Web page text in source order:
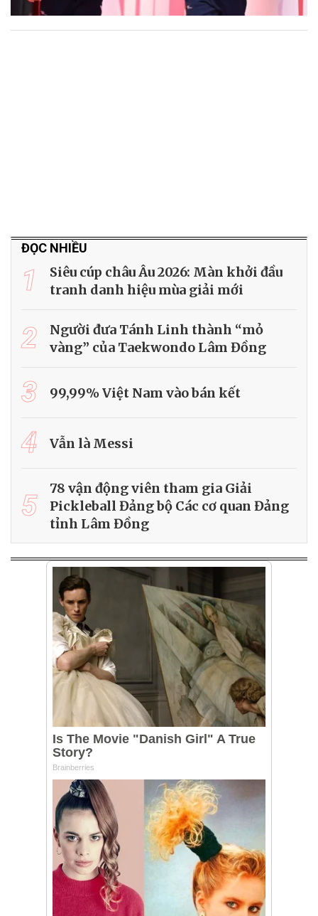
ĐỌC NHIỀU
1
Siêu cúp châu Âu 2026: Màn khởi đầu
tranh danh hiệu mùa giải mới
2
Người đưa Tánh Linh thành “mỏ
vàng” của Taekwondo Lâm Đồng
3 99,99% Việt Nam vào bán kết
4 Vẫn là Messi
5
78 vận động viên tham gia Giải
Pickleball Đảng bộ Các cơ quan Đảng
tỉnh Lâm Đồng